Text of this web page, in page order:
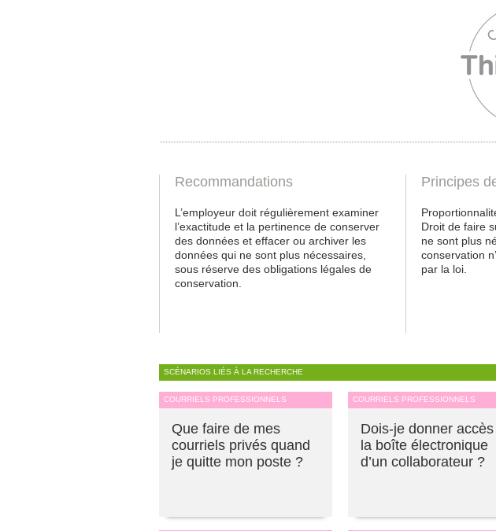
Recommandations
L’employeur doit régulièrement examiner
l’exactitude et la pertinence de conserver
des données et effacer ou archiver les
données qui ne sont plus nécessaires,
sous réserve des obligations légales de
conservation.
Principes
Droit de faire
ne sont plus
conservation
par la loi.
SCÉNARIOS LIÉS À LA RECHERCHE
COURRIELS PROFESSIONNELS
Que faire de mes
courriels privés quand
je quitte mon poste ?
COURRIELS PROFESSIONNELS
Dois-je donner accès
la boîte électronique
d’un collaborateur ?